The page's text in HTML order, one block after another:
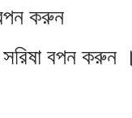
করুন
বপন করুন